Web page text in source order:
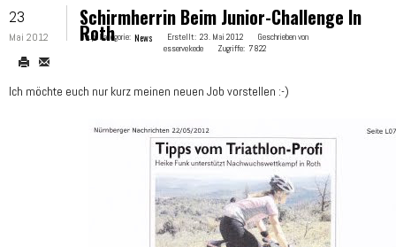
23
Mai 2012
Schirmherrin Beim Junior-Challenge In
Roth
Hauptkategorie: News Erstellt: 23. Mai 2012
Geschrieben von
esservekede
Zugriffe: 7822
Ich möchte euch nur kurz meinen neuen Job vorstellen :-)